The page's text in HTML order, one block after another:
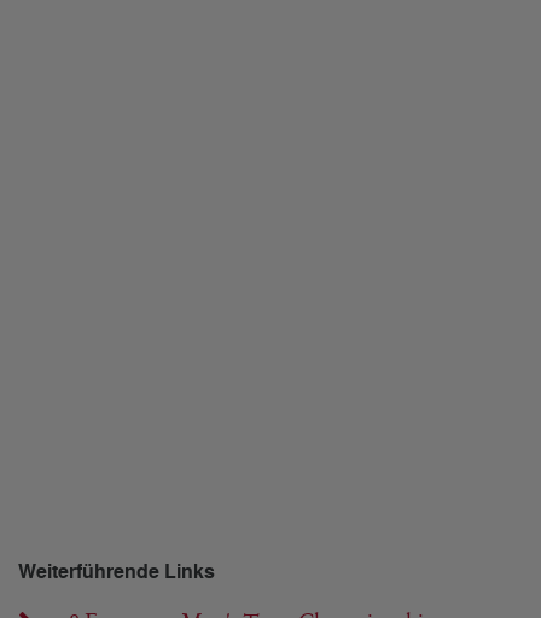
Weiterführende Links